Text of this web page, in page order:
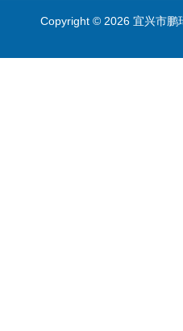
Copyright © 2026 宜兴市鹏